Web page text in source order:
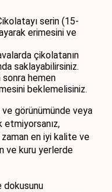
serin (15-
erimesini ve
çikolatanın
saklayabilirsiniz.
sonra hemen
beklemelisiniz.
ve görünümünde veya
etmiyorsanız,
en iyi kalite ve
ve kuru yerlerde
dokusunu